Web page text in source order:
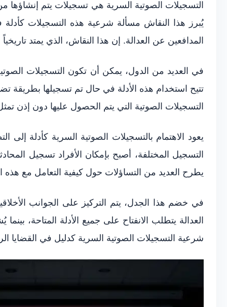
التسجيلات الصوتية السرية هي تسجيلات يتم إنشاؤها
يُبرز هذا النقاش مسألة شرعية هذه التسجيلات
المدافعين عن العدالة. إن هذا النقاش، الذي يمتد
في العديد من الدول، يمكن أن تكون التسجيلات
تتيح استخدام هذه الأدلة في حال تم تسجيلها بطريقة
التسجيلات الصوتية التي يتم الحصول عليها دون إذن
يعود الاهتمام بالتسجيلات الصوتية السرية كأدلة
التسجيل المختلفة، أصبح بإمكان الأفراد تسجيل
يطرح العديد من التساؤلات حول كيفية التعامل مع هذه
في خضم هذا الجدل، يتم التركيز على الجوانب
العدالة يتطلب الانفتاح على جميع الأدلة المتاحة،
شرعية التسجيلات الصوتية السرية كدليل في القضايا